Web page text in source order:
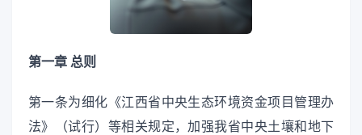
第一章 总则
第一条为细化《江西省中央生态环境资金项目管理办
法》（试行）等相关规定，加强我省中央土壤和地下